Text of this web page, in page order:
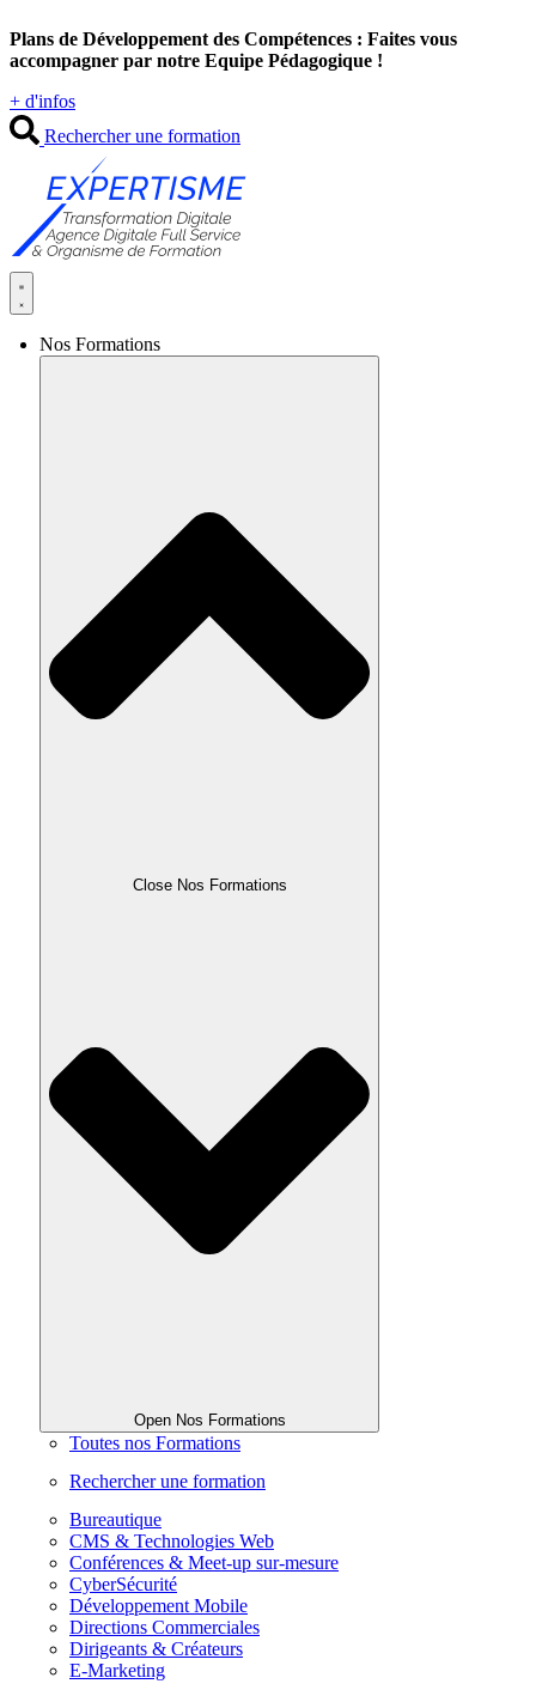
au
contenu
Plans de Développement des Compétences : Faites vous
accompagner par notre Equipe Pédagogique !
+ d'infos
Rechercher une formation
Nos Formations
Close Nos Formations
Open Nos Formations
Toutes nos Formations
Rechercher une formation
Bureautique
CMS & Technologies Web
Conférences & Meet-up sur-mesure
CyberSécurité
Développement Mobile
Directions Commerciales
Dirigeants & Créateurs
E-Marketing